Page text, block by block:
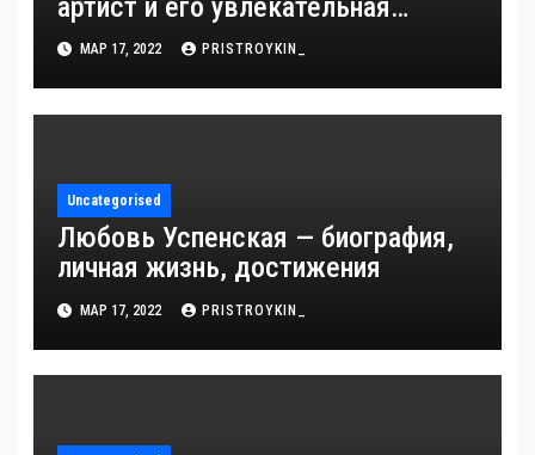
артист и его увлекательная
биография — выдающиеся
достижения, известность и
интересные факты из личной
МАР 17, 2022 PRISTROYKIN_
Uncategorised
Любовь Успенская — биография,
личная жизнь, достижения
МАР 17, 2022 PRISTROYKIN_